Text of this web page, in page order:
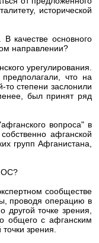
исторической
качестве основного
направлении?
урегулирования.
что на
то степени заслонили
был принят ряд
вопроса" в
афганской
групп Афганистана,
сообществе
проводя операцию в
точке зрения,
общего с афганским
зрения.